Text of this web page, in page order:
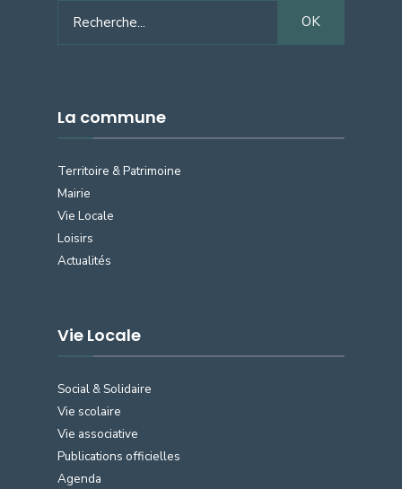
for:
OK
La commune
Territoire & Patrimoine
Mairie
Vie Locale
Loisirs
Actualités
Vie Locale
Social & Solidaire
Vie scolaire
Vie associative
Publications officielles
Agenda